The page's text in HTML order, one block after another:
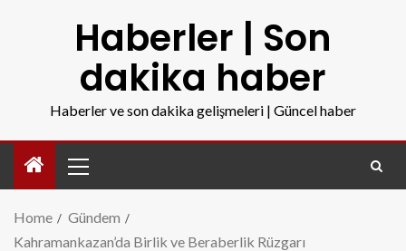
Haberler | Son
dakika haber
Haberler ve son dakika gelişmeleri | Güncel haber
Home
Gündem
Kahramankazan’da Birlik ve Beraberlik Rüzgarı